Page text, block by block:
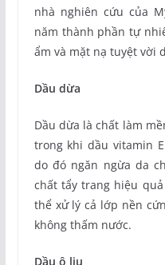
nhà nghiên cứu của
năm thành phần tự
ẩm và mặt nạ tuyệt vời
Dầu dừa
Dầu dừa là chất làm
trong khi dầu vitamin
do đó ngăn ngừa da
chất tẩy trang hiệu
thể xử lý cả lớp nền
không thấm nước.
Dầu ô liu